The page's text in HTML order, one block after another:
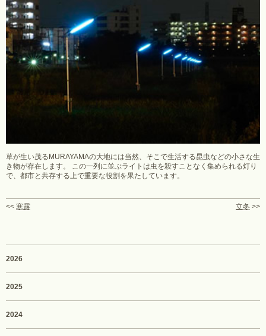
草が生い茂るMURAYAMAの大地には当然、そこで生活する昆虫などの小さな生
き物が存在します。 この一列に並ぶライトは虫を殺すことなく集められる灯り
で、都市と共存する上で重要な役割を果たしています。
<< 寒露 立冬 >>
2026
2025
2024